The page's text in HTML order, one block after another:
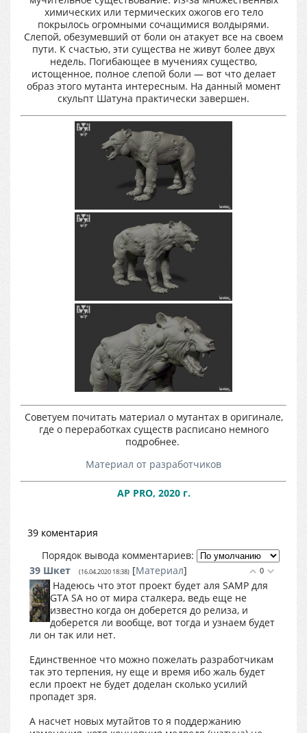
химических или термических ожогов его тело
покрылось огромными сочащимися волдырями.
Слепой, обезумевший от боли он атакует все на своем
пути. К счастью, эти существа не живут более двух
недель. Погибающее в мучениях существо,
истощенное, полное слепой боли — вот что делает
образ этого мутанта интересным. На данный момент
скульпт Шатуна практически завершен.
Советуем почитать материал о мутантах в оригинале,
где о переработках существ расписано немного
подробнее.
Материал от разработчиков
AP PRO, 2020 г.
39 коментария
Порядок вывода комментариев:
0
39 Шкет (16.04.2020 18:38) [Материал]
Надеюсь что этот проект будет аля SAMP для
GTA SA но от мира сталкера, ведь еще не
известно когда он доберется до релиза, и
доберется ли вообще, вот тогда и узнаем будет
ли он так или нет.
Единственное что можно пожелать разработчикам
так это терпения, ну еще и время ибо жаль будет
если проект не будет доделан сколько усилий
пропадет зря.
А насчет новых мутайтов то я поддержанию